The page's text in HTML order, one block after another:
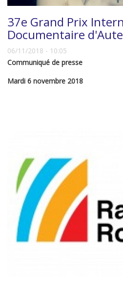
37e Grand Prix
Documentaire
06/11/2018 - 10:05
Communiqué de presse
Mardi 6 novembre 2018